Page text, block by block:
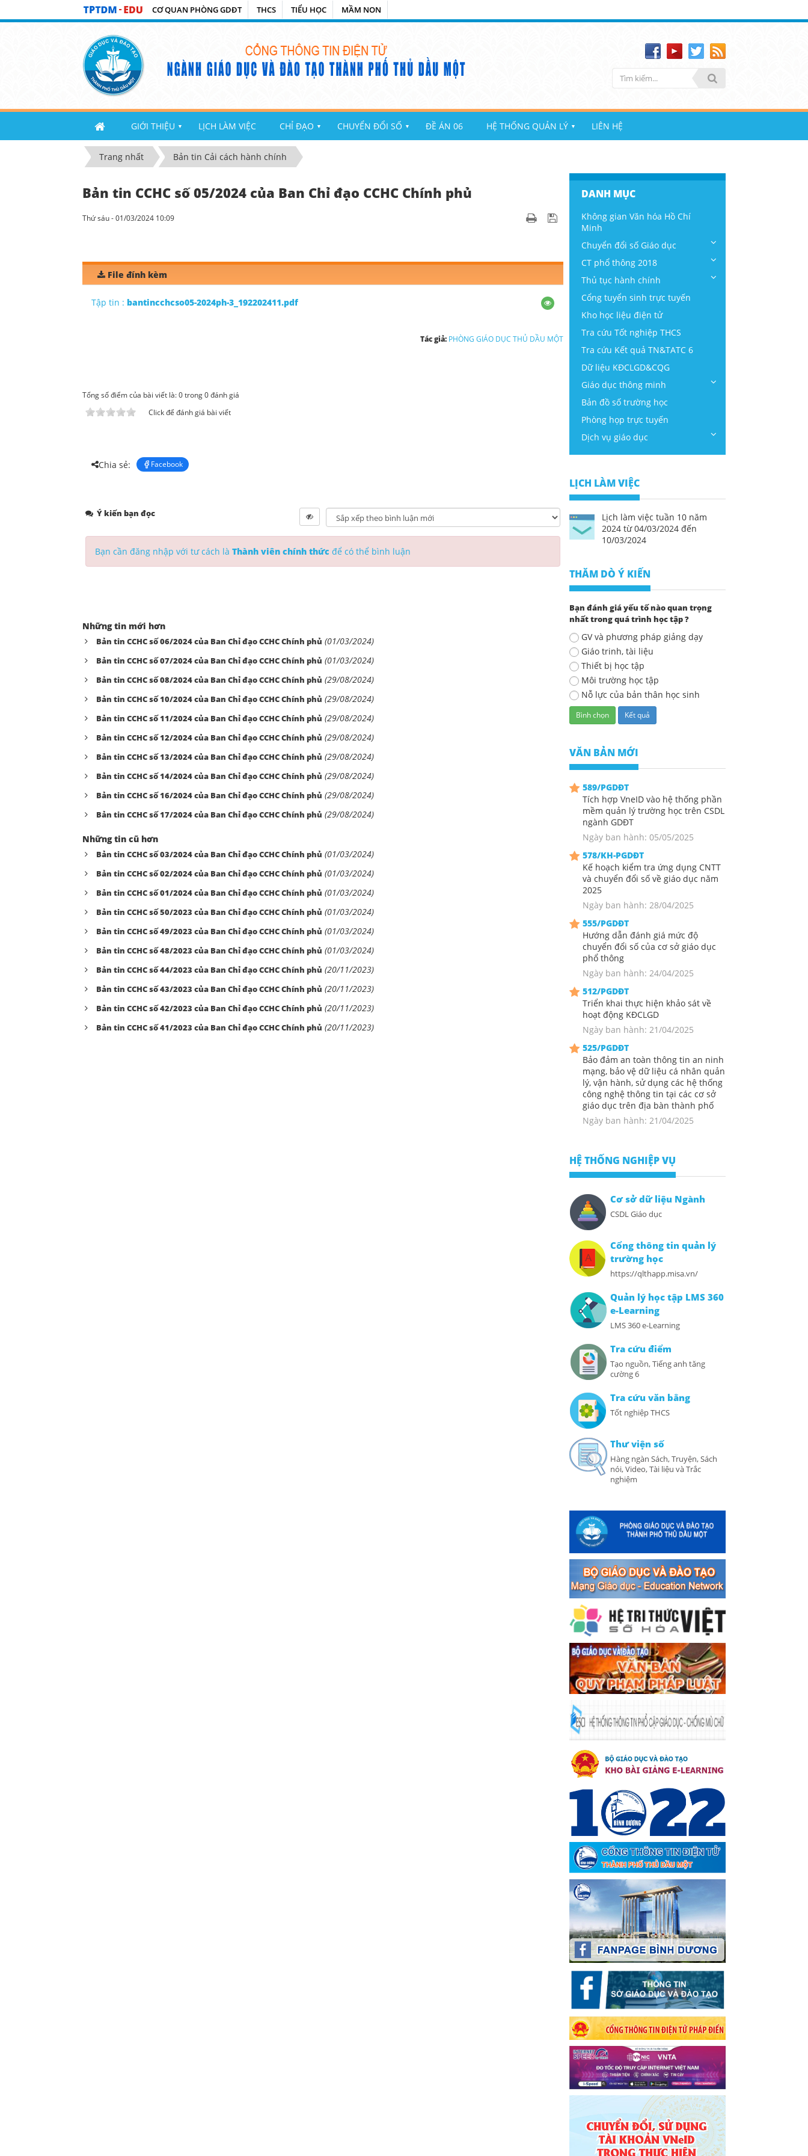
CƠ QUAN PHÒNG GDĐT THCS TIỂU HỌC MẦM NON
GIỚI THIỆU ▼ LỊCH LÀM VIỆC CHỈ ĐẠO ▼ CHUYỂN ĐỔI SỐ ▼ ĐỀ ÁN 06 HỆ THỐNG QUẢN LÝ ▼ LIÊN HỆ
Trang nhất Bản tin Cải cách hành chính
Bản tin CCHC số 05/2024 của Ban Chỉ đạo CCHC Chính phủ
Thứ sáu - 01/03/2024 10:09
File đính kèm
Tập tin : bantincchcso05-2024ph-3_192202411.pdf
Tác giả: PHÒNG GIÁO DỤC THỦ DẦU MỘT
Tổng số điểm của bài viết là: 0 trong 0 đánh giá
Click để đánh giá bài viết
Chia sẻ: Facebook
Ý kiến bạn đọc
Bạn cần đăng nhập với tư cách là Thành viên chính thức để có thể bình luận
Những tin mới hơn
Bản tin CCHC số 06/2024 của Ban Chỉ đạo CCHC Chính phủ (01/03/2024)
Bản tin CCHC số 07/2024 của Ban Chỉ đạo CCHC Chính phủ (01/03/2024)
Bản tin CCHC số 08/2024 của Ban Chỉ đạo CCHC Chính phủ (29/08/2024)
Bản tin CCHC số 10/2024 của Ban Chỉ đạo CCHC Chính phủ (29/08/2024)
Bản tin CCHC số 11/2024 của Ban Chỉ đạo CCHC Chính phủ (29/08/2024)
Bản tin CCHC số 12/2024 của Ban Chỉ đạo CCHC Chính phủ (29/08/2024)
Bản tin CCHC số 13/2024 của Ban Chỉ đạo CCHC Chính phủ (29/08/2024)
Bản tin CCHC số 14/2024 của Ban Chỉ đạo CCHC Chính phủ (29/08/2024)
Bản tin CCHC số 16/2024 của Ban Chỉ đạo CCHC Chính phủ (29/08/2024)
Bản tin CCHC số 17/2024 của Ban Chỉ đạo CCHC Chính phủ (29/08/2024)
Những tin cũ hơn
Bản tin CCHC số 03/2024 của Ban Chỉ đạo CCHC Chính phủ (01/03/2024)
Bản tin CCHC số 02/2024 của Ban Chỉ đạo CCHC Chính phủ (01/03/2024)
Bản tin CCHC số 01/2024 của Ban Chỉ đạo CCHC Chính phủ (01/03/2024)
Bản tin CCHC số 50/2023 của Ban Chỉ đạo CCHC Chính phủ (01/03/2024)
Bản tin CCHC số 49/2023 của Ban Chỉ đạo CCHC Chính phủ (01/03/2024)
Bản tin CCHC số 48/2023 của Ban Chỉ đạo CCHC Chính phủ (01/03/2024)
Bản tin CCHC số 44/2023 của Ban Chỉ đạo CCHC Chính phủ (20/11/2023)
Bản tin CCHC số 43/2023 của Ban Chỉ đạo CCHC Chính phủ (20/11/2023)
Bản tin CCHC số 42/2023 của Ban Chỉ đạo CCHC Chính phủ (20/11/2023)
Bản tin CCHC số 41/2023 của Ban Chỉ đạo CCHC Chính phủ (20/11/2023)
DANH MỤC
Không gian Văn hóa Hồ Chí
Minh
Chuyển đổi số Giáo dục
CT phổ thông 2018
Thủ tục hành chính
Cổng tuyển sinh trực tuyến
Kho học liệu điện tử
Tra cứu Tốt nghiệp THCS
Tra cứu Kết quả TN&TATC 6
Dữ liệu KĐCLGD&CQG
Giáo dục thông minh
Bản đồ số trường học
Phòng họp trực tuyến
Dịch vụ giáo dục
LỊCH LÀM VIỆC
Lịch làm việc tuần 10 năm
2024 từ 04/03/2024 đến
10/03/2024
THĂM DÒ Ý KIẾN
Bạn đánh giá yếu tố nào quan trọng
nhất trong quá trình học tập ?
GV và phương pháp giảng dạy
Giáo trinh, tài liệu
Thiết bị học tập
Môi trường học tập
Nỗ lực của bản thân học sinh
VĂN BẢN MỚI
589/PGDĐT
Tích hợp VneID vào hệ thống phần
mềm quản lý trường học trên CSDL
ngành GDĐT
Ngày ban hành: 05/05/2025
578/KH-PGDĐT
Kế hoạch kiểm tra ứng dụng CNTT
và chuyển đổi số về giáo dục năm
2025
Ngày ban hành: 28/04/2025
555/PGDĐT
Hướng dẫn đánh giá mức độ
chuyển đổi số của cơ sở giáo dục
phổ thông
Ngày ban hành: 24/04/2025
512/PGDĐT
Triển khai thực hiện khảo sát về
hoạt động KĐCLGD
Ngày ban hành: 21/04/2025
525/PGDĐT
Bảo đảm an toàn thông tin an ninh
mạng, bảo vệ dữ liệu cá nhân quản
lý, vận hành, sử dụng các hệ thống
công nghệ thông tin tại các cơ sở
giáo dục trên địa bàn thành phố
Ngày ban hành: 21/04/2025
HỆ THỐNG NGHIỆP VỤ
Cơ sở dữ liệu Ngành
CSDL Giáo dục
Cổng thông tin quản lý
trường học
https://qlthapp.misa.vn/
Quản lý học tập LMS 360
e-Learning
LMS 360 e-Learning
Tra cứu điểm
Tạo nguồn, Tiếng anh tăng
cường 6
Tra cứu văn bằng
Tốt nghiệp THCS
Thư viện số
Hàng ngàn Sách, Truyện, Sách
nói, Video, Tài liệu và Trắc
nghiệm